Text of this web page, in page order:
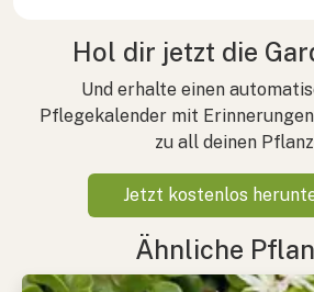
Hol dir jetzt die
Und erhalte einen
Pflegekalender mit
zu all deinen
Jetzt kostenlos
Ähnliche